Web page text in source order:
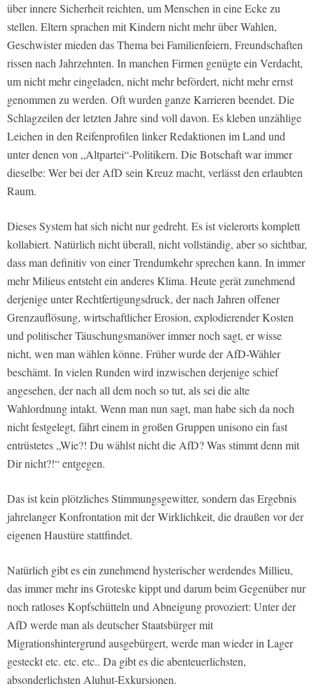
über innere Sicherheit reichten, um Menschen in eine Ecke zu
stellen. Eltern sprachen mit Kindern nicht mehr über Wahlen,
Geschwister mieden das Thema bei Familienfeiern, Freundschaften
rissen nach Jahrzehnten. In manchen Firmen genügte ein Verdacht,
um nicht mehr eingeladen, nicht mehr befördert, nicht mehr ernst
genommen zu werden. Oft wurden ganze Karrieren beendet. Die
Schlagzeilen der letzten Jahre sind voll davon. Es kleben unzählige
Leichen in den Reifenprofilen linker Redaktionen im Land und
unter denen von „Altpartei“-Politikern. Die Botschaft war immer
dieselbe: Wer bei der AfD sein Kreuz macht, verlässt den erlaubten
Raum.
Dieses System hat sich nicht nur gedreht. Es ist vielerorts komplett
kollabiert. Natürlich nicht überall, nicht vollständig, aber so sichtbar,
dass man definitiv von einer Trendumkehr sprechen kann. In immer
mehr Milieus entsteht ein anderes Klima. Heute gerät zunehmend
derjenige unter Rechtfertigungsdruck, der nach Jahren offener
Grenzauflösung, wirtschaftlicher Erosion, explodierender Kosten
und politischer Täuschungsmanöver immer noch sagt, er wisse
nicht, wen man wählen könne. Früher wurde der AfD-Wähler
beschämt. In vielen Runden wird inzwischen derjenige schief
angesehen, der nach all dem noch so tut, als sei die alte
Wahlordnung intakt. Wenn man nun sagt, man habe sich da noch
nicht festgelegt, fährt einem in großen Gruppen unisono ein fast
entrüstetes „Wie?! Du wählst nicht die AfD? Was stimmt denn mit
Dir nicht?!“ entgegen.
Das ist kein plötzliches Stimmungsgewitter, sondern das Ergebnis
jahrelanger Konfrontation mit der Wirklichkeit, die draußen vor der
eigenen Haustüre stattfindet.
Natürlich gibt es ein zunehmend hysterischer werdendes Millieu,
das immer mehr ins Groteske kippt und darum beim Gegenüber nur
noch ratloses Kopfschütteln und Abneigung provoziert: Unter der
AfD werde man als deutscher Staatsbürger mit
Migrationshintergrund ausgebürgert, werde man wieder in Lager
gesteckt etc. etc. etc.. Da gibt es die abenteuerlichsten,
absonderlichsten Aluhut-Exkursionen.